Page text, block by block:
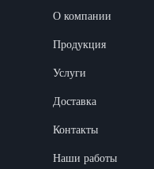
О компании
Продукция
Услуги
Доставка
Контакты
Наши работы